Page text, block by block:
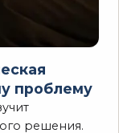
проблему
решения.